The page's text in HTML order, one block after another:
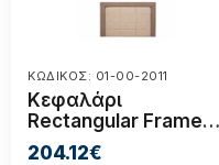
ΚΩΔΙΚΟΣ: 01-00-2011
Κεφαλάρι
Rectangular Frame
90x100cm*
204.12€